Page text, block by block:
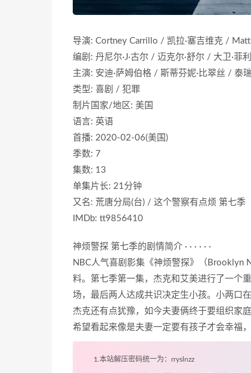
导演: Cortney Carrillo / 凯拉·塞吉维克 /
编剧: 丹尼尔·J·古尔 / 迈克尔·舒尔 / 大卫·
主演: 安迪·萨姆伯格 / 斯蒂芬妮·比翠丝 / 泰
类型: 喜剧 / 犯罪
制片国家/地区: 美国
语言: 英语
首播: 2020-02-06(美国)
季数: 7
集数: 13
单集片长: 21分钟
又名: 荒唐分局(台) / 这个警察有点烦 第七季
IMDb: tt9856410
神烦警探 第七季的剧情简介 · · · · · ·
NBC人气喜剧影集《神烦警探》（Brooklyn
料。第七季第一集，杰克和艾美进行了一个
场，最后两人达成共识决定生小孩。小两口
杰克还有点犹豫，如今夫妻俩终于要组织家
希望看起来像是夫妻一定要有孩子才会幸福
1.本站解压密码统一为：rryslnzz